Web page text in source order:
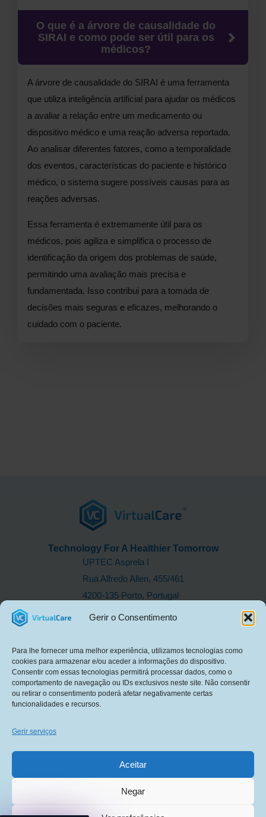
Gerir o Consentimento
Para lhe fornecer uma melhor experiência, utilizamos tecnologias como
cookies para armazenar e/ou aceder a informações do dispositivo.
Consentir com essas tecnologias permitirá processar dados, como o
comportamento de navegação ou IDs exclusivos neste site. Não consentir
ou retirar o consentimento poderá afetar negativamente certas
funcionalidades e recursos.
Gerir serviços
Aceitar
Negar
O que é a árvore de causalidade do
SIRAI e como pode ser útil para os
médicos?
A árvore de causalidade do SIRAI é uma ferramenta
que utiliza inteligência artificial para ajudar os médicos
a avaliar a relação entre um medicamento ou
dispositivo médico e uma reação adversa reportada.
Ao analisar diferentes fatores, como a temporalidade
dos eventos, características do paciente e histórico
médico, o sistema sugere possíveis causas para as
reações adversas.
Essa ferramenta é extremamente útil para os
médicos, pois agiliza e simplifica o processo de
identificação da origem dos problemas de saúde,
permitindo uma avaliação mais precisa e
fundamentada. Isso contribui para a tomada de
decisões mais seguras e eficazes, melhorando o
cuidado com o paciente.
Technology For A Healthier Tomorrow
UPTEC Asprela I
Rua Alfredo Allen, 455/461
4200-135 Porto, Portugal
Produtos em Destaque
Novidades
Contactos
Política de Privacidade